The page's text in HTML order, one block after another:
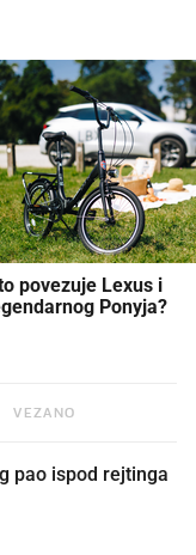
povezuje Lexus i
Ponyja?
VEZANO
pao ispod rejtinga